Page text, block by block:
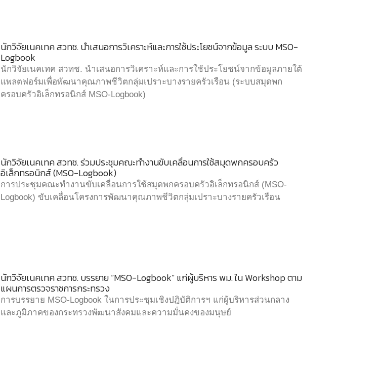
นักวิจัยเนคเทค สวทช. นำเสนอการวิเคราะห์และการใช้ประโยชน์จากข้อมูล ระบบ MSO-
Logbook
นักวิจัยเนคเทค สวทช. นำเสนอการวิเคราะห์และการใช้ประโยชน์จากข้อมูลภายใต้
แพลตฟอร์มเพื่อพัฒนาคุณภาพชีวิตกลุ่มเปราะบางรายครัวเรือน (ระบบสมุดพก
ครอบครัวอิเล็กทรอนิกส์ MSO-Logbook)
นักวิจัยเนคเทค สวทช. ร่วมประชุมคณะทำงานขับเคลื่อนการใช้สมุดพกครอบครัว
อิเล็กทรอนิกส์ (MSO-Logbook)
การประชุมคณะทำงานขับเคลื่อนการใช้สมุดพกครอบครัวอิเล็กทรอนิกส์ (MSO-
Logbook) ขับเคลื่อนโครงการพัฒนาคุณภาพชีวิตกลุ่มเปราะบางรายครัวเรือน
นักวิจัยเนคเทค สวทช. บรรยาย “MSO-Logbook” แก่ผู้บริหาร พม. ใน Workshop ตาม
แผนการตรวจราชการกระทรวง
การบรรยาย MSO-Logbook ในการประชุมเชิงปฎิบัติการฯ แก่ผู้บริหารส่วนกลาง
และภูมิภาคของกระทรวงพัฒนาสังคมและความมั่นคงของมนุษย์